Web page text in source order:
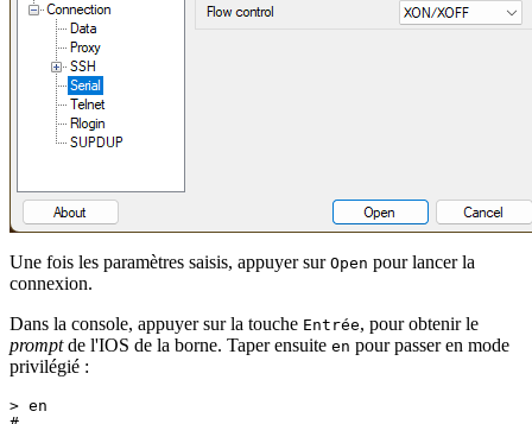
Une fois les paramètres saisis, appuyer sur Open pour lancer la
connexion.
Dans la console, appuyer sur la touche Entrée, pour obtenir le
promptde l'IOS de la borne. Taper ensuite en pour passer en mode
privilégié :
> en